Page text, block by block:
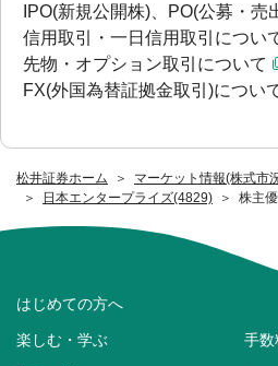
松井証券ホーム
マーケット情報(株式市
日本エンタープライズ(4829)
株主
IPO(新規公開株)、PO(公募・売
信用取引・一日信用取引につい
先物・オプション取引について
FX(外国為替証拠金取引)につい
はじめての方へ
楽しむ・学ぶ 手数